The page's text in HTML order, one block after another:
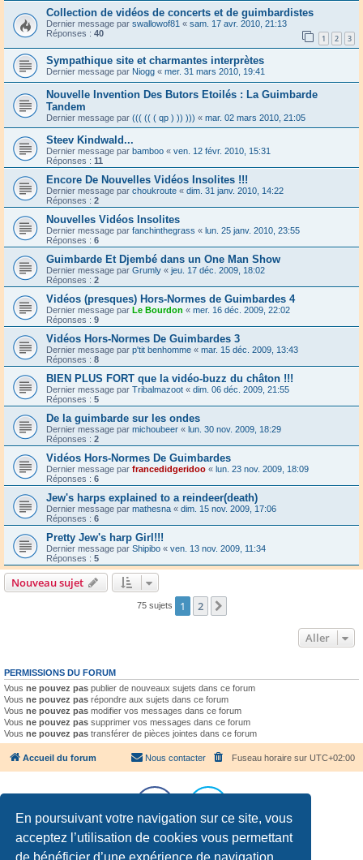
En poursuivant votre navigation sur ce site, vous
acceptez l’utilisation de cookies vous permettant
de bénéficier d’une expérience de navigation
Collection de vidéos de concerts et de guimbardistes
Dernier message par swallowof81 « sam. 17 avr. 2010, 21:13
Réponses : 40 1 2 3
Sympathique site et charmantes interprètes
Dernier message par Niogg « mer. 31 mars 2010, 19:41
Nouvelle Invention Des Butors Etoilés : La Guimbarde
Tandem
Dernier message par ((( (( ( qp ) )) ))) « mar. 02 mars 2010, 21:05
Steev Kindwald...
Dernier message par bamboo « ven. 12 févr. 2010, 15:31
Réponses : 11
Encore De Nouvelles Vidéos Insolites !!!
Dernier message par choukroute « dim. 31 janv. 2010, 14:22
Réponses : 2
Nouvelles Vidéos Insolites
Dernier message par fanchinthegrass « lun. 25 janv. 2010, 23:55
Réponses : 6
Guimbarde Et Djembé dans un One Man Show
Dernier message par Grumly « jeu. 17 déc. 2009, 18:02
Réponses : 2
Vidéos (presques) Hors-Normes de Guimbardes 4
Dernier message par Le Bourdon « mer. 16 déc. 2009, 22:02
Réponses : 9
Vidéos Hors-Normes De Guimbardes 3
Dernier message par p'tit benhomme « mar. 15 déc. 2009, 13:43
Réponses : 8
BIEN PLUS FORT que la vidéo-buzz du châton !!!
Dernier message par Tribalmazoot « dim. 06 déc. 2009, 21:55
Réponses : 5
De la guimbarde sur les ondes
Dernier message par michoubeer « lun. 30 nov. 2009, 18:29
Réponses : 2
Vidéos Hors-Normes De Guimbardes
Dernier message par francedidgeridoo « lun. 23 nov. 2009, 18:09
Réponses : 6
Jew's harps explained to a reindeer(death)
Dernier message par mathesna « dim. 15 nov. 2009, 17:06
Réponses : 6
Pretty Jew's harp Girl!!!
Dernier message par Shipibo « ven. 13 nov. 2009, 11:34
Réponses : 5
Nouveau sujet
75 sujets 1 2
Aller
PERMISSIONS DU FORUM
Vous ne pouvez pas publier de nouveaux sujets dans ce forum
Vous ne pouvez pas répondre aux sujets dans ce forum
Vous ne pouvez pas modifier vos messages dans ce forum
Vous ne pouvez pas supprimer vos messages dans ce forum
Vous ne pouvez pas transférer de pièces jointes dans ce forum
Accueil du forum Fuseau horaire sur UTC+02:00
Nous contacter
Développé parphpBB® Forum Software © phpBB Limited